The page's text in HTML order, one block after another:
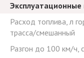
Эксплуатационные
Расход топлива, л
трасса/смешанный
Разгон до 100 км/ч, с